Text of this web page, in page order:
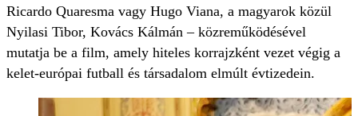
Ricardo Quaresma vagy Hugo Viana, a magyarok közül
Nyilasi Tibor, Kovács Kálmán – közreműködésével
mutatja be a film, amely hiteles korrajzként vezet végig a
kelet-európai futball és társadalom elmúlt évtizedein.